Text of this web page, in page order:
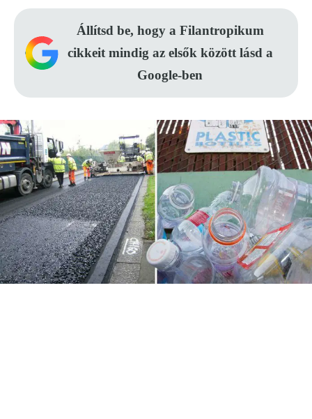
Állítsd be, hogy a Filantropikum
cikkeit mindig az elsők között lásd a
Google-ben